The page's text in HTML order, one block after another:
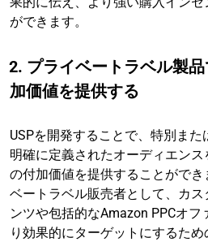
ができます。
2. プライベートラベル製
加価値を提供する
USPを開発することで、特別ま
明確に定義されたオーディエン
の付加価値を提供することがで
ベートラベル販売者として、カ
ンツや包括的なAmazon PPCオフ
り効果的にターゲットにするた